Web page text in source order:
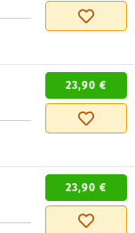
23,90 €
23,90 €